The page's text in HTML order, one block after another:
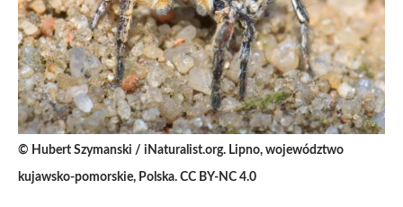
© Hubert Szymanski / iNaturalist.org. Lipno, województwo
kujawsko-pomorskie, Polska. CC BY-NC 4.0